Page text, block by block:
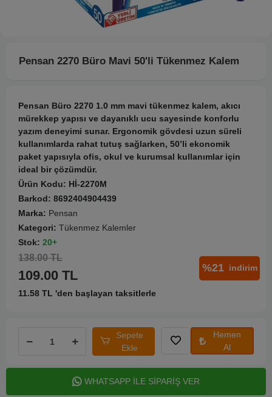
Pensan 2270 Büro Mavi 50'li Tükenmez Kalem
Pensan Büro 2270 1.0 mm mavi tükenmez kalem, akıcı
mürekkep yapısı ve dayanıklı ucu sayesinde konforlu
yazım deneyimi sunar. Ergonomik gövdesi uzun süreli
kullanımlarda rahat tutuş sağlarken, 50’li ekonomik
paket yapısıyla ofis, okul ve kurumsal kullanımlar için
ideal bir çözümdür.
Ürün Kodu: Hİ-2270M
Barkod: 8692404904439
Marka: Pensan
Kategori: Tükenmez Kalemler
Stok: 20+
%21 indirim
138.00 TL
109.00 TL
11.58 TL 'den başlayan taksitlerle
Sepete
Ekle
Hemen
Al
WHATSAPP İLE SİPARİŞ VER